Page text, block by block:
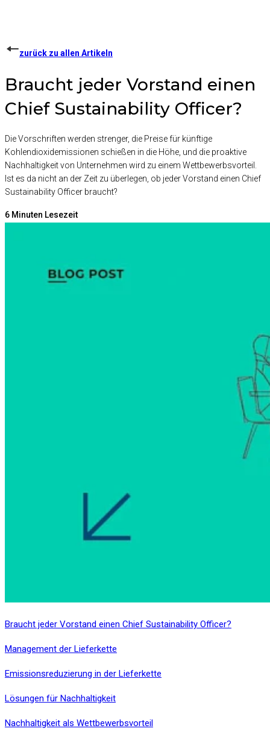
zurück zu allen Artikeln
Braucht jeder Vorstand einen
Chief Sustainability Officer?
Die Vorschriften werden strenger, die Preise für künftige
Kohlendioxidemissionen schießen in die Höhe, und die proaktive
Nachhaltigkeit von Unternehmen wird zu einem Wettbewerbsvorteil.
Ist es da nicht an der Zeit zu überlegen, ob jeder Vorstand einen Chief
Sustainability Officer braucht?
6 Minuten Lesezeit
Braucht jeder Vorstand einen Chief Sustainability Officer?
Management der Lieferkette
Emissionsreduzierung in der Lieferkette
Lösungen für Nachhaltigkeit
Nachhaltigkeit als Wettbewerbsvorteil